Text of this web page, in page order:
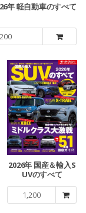
年 軽自動車のすべて
2026年 国産＆輸入S
UVのすべて
1,200